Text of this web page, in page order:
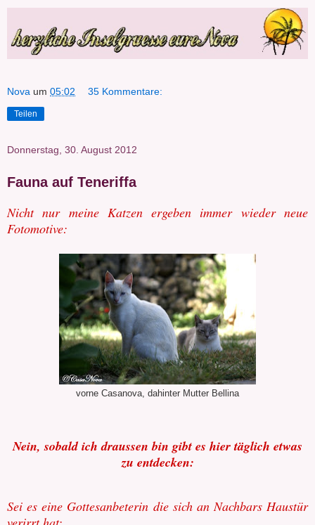
Nova um 05:02 35 Kommentare:
Teilen
Donnerstag, 30. August 2012
Fauna auf Teneriffa
Nicht nur meine Katzen ergeben immer wieder neue
Fotomotive:
vorne Casanova, dahinter Mutter Bellina
Nein, sobald ich draussen bin gibt es hier täglich etwas
zu entdecken:
Sei es eine Gottesanbeterin die sich an Nachbars Haustür